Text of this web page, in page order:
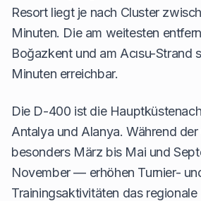
Resort liegt je nach Cluster
Minuten. Die am weitesten
Boğazkent und am Acısu-Strand
Minuten erreichbar.
Die D-400 ist die
Antalya und Alanya. Während
besonders März bis Mai und
November — erhöhen Turnier-
Trainingsaktivitäten das regionale